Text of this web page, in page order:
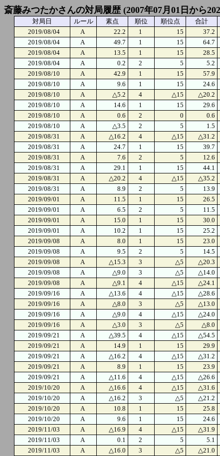
斎藤みつたかさんの対局履歴 (2007年07月01日から
対局日 ルール 素点 順位 順位点 合計
2019/08/04
A 22.2 1 15 37.2
2019/08/04
A 49.7 1 15 64.7
2019/08/04
A 13.5 1 15 28.5
2019/08/04
A 0.2 2 5 5.2
2019/08/10
A 42.9 1 15 57.9
2019/08/10
A 9.6 1 15 24.6
2019/08/10
A △5.2 4 △15 △20.2
2019/08/10
A 14.6 1 15 29.6
2019/08/10
A 0.6 2 0 0.6
2019/08/10
A △3.5 2 5 1.5
2019/08/31
A △16.2 4 △15 △31.2
2019/08/31
A 24.7 1 15 39.7
2019/08/31
A 7.6 2 5 12.6
2019/08/31
A 29.1 1 15 44.1
2019/08/31
A △20.2 4 △15 △35.2
2019/08/31
A 8.9 2 5 13.9
2019/09/01
A 11.5 1 15 26.5
2019/09/01
A 6.5 2 5 11.5
2019/09/01
A 15.0 1 15 30.0
2019/09/01
A 10.2 1 15 25.2
2019/09/08
A 8.0 1 15 23.0
2019/09/08
A 9.5 2 5 14.5
2019/09/08
A △15.3 3 △5 △20.3
2019/09/08
A △9.0 3 △5 △14.0
2019/09/08
A △9.1 4 △15 △24.1
2019/09/16
A △13.6 4 △15 △28.6
2019/09/16
A △8.0 3 △5 △13.0
2019/09/16
A △9.0 4 △15 △24.0
2019/09/16
A △3.0 3 △5 △8.0
2019/09/21
A △39.5 4 △15 △54.5
2019/09/21
A 14.9 1 15 29.9
2019/09/21
A △16.2 4 △15 △31.2
2019/09/21
A 8.9 1 15 23.9
2019/09/21
A △11.6 4 △15 △26.6
2019/10/20
A △16.6 4 △15 △31.6
2019/10/20
A △16.2 3 △5 △21.2
2019/10/20
A 10.8 1 15 25.8
2019/10/20
A 9.6 1 15 24.6
2019/11/03
A △16.9 4 △15 △31.9
2019/11/03
A 0.1 2 5 5.1
2019/11/03
A △16.0 3 △5 △21.0